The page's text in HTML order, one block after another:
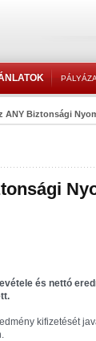
ANY Biztonsági
és nettó
kifizetését